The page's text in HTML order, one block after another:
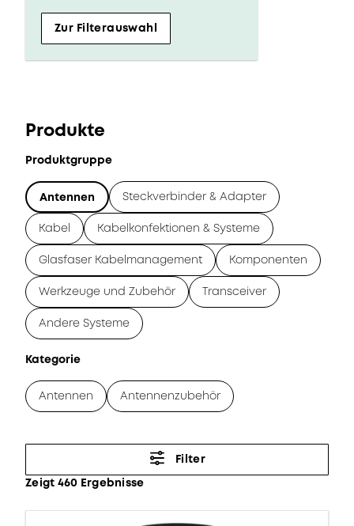
Zur Filterauswahl
Produkte
Produktgruppe
Antennen Steckverbinder & Adapter
Kabel Kabelkonfektionen & Systeme
Glasfaser Kabelmanagement Komponenten
Werkzeuge und Zubehör Transceiver
Andere Systeme
Kategorie
Antennen Antennenzubehör
Filter
Zeigt 460 Ergebnisse